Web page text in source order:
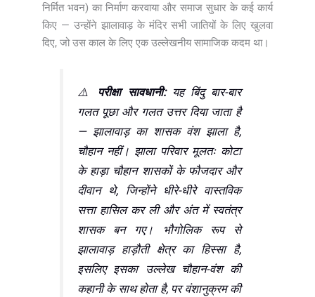
निर्मित भवन) का निर्माण करवाया और समाज सुधार के कई कार्य
किए — उन्होंने झालावाड़ के मंदिर सभी जातियों के लिए खुलवा
दिए, जो उस काल के लिए एक उल्लेखनीय सामाजिक कदम था।
⚠️ परीक्षा सावधानी:यह बिंदु बार-बार
गलत पूछा और गलत उत्तर दिया जाता है
— झालावाड़ का शासक वंश झाला है,
चौहान नहीं। झाला परिवार मूलतः कोटा
के हाड़ा चौहान शासकों के फौजदार और
दीवान थे, जिन्होंने धीरे-धीरे वास्तविक
सत्ता हासिल कर ली और अंत में स्वतंत्र
शासक बन गए। भौगोलिक रूप से
झालावाड़ हाड़ौती क्षेत्र का हिस्सा है,
इसलिए इसका उल्लेख चौहान-वंश की
कहानी के साथ होता है, पर वंशानुक्रम की